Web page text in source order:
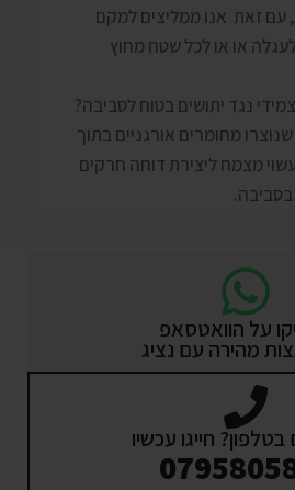
עם זאת אנו ממליצים למקם
או או לכל שטח מחוץ
נגד יתושים בטוח לסביבה?
מחומרים אורגניים בתוך
מצמח ליצירת דוחה חרקים
בסביבה.
על הוואטסאפ
מהירה עם נציג
חייגו עכשיו